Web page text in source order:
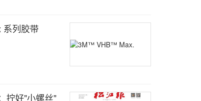
列胶带
拧好"小螺丝"